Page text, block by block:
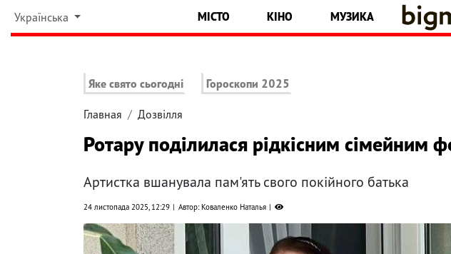
Українська МІСТО КІНО МУЗИКА
Яке свято сьогодні Гороскопи 2025
Главная Дозвілля
Ротару поділилася рідкісним сімейним
Артистка вшанувала пам'ять свого покійного батька
24 листопада 2025, 12:29 Автор: Коваленко Наталья